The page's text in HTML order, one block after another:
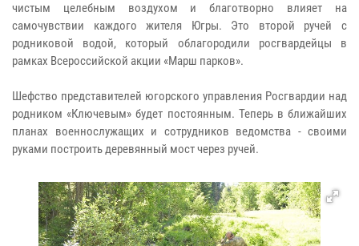
чистым целебным воздухом и благотворно влияет на
самочувствии каждого жителя Югры. Это второй ручей с
родниковой водой, который облагородили росгвардейцы в
рамках Всероссийской акции «Марш парков».
Шефство представителей югорского управления Росгвардии над
родником «Ключевым» будет постоянным. Теперь в ближайших
планах военнослужащих и сотрудников ведомства - своими
руками построить деревянный мост через ручей.